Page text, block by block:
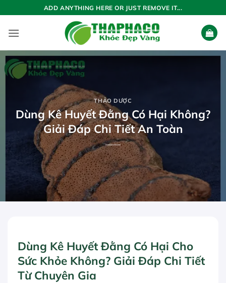
qua
nội
ADD ANYTHING HERE OR JUST REMOVE IT...
THẢO DƯỢC
Dùng Kê Huyết Đằng Có Hại Không?
Giải Đáp Chi Tiết An Toàn
Dùng Kê Huyết Đằng Có Hại Cho
Sức Khỏe Không? Giải Đáp Chi Tiết
Từ Chuyên Gia